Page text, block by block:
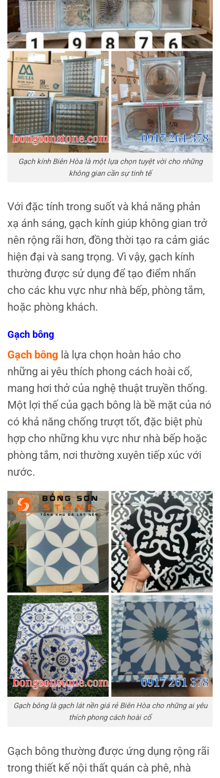
Gạch kính Biên Hòa là một lựa chọn tuyệt vời cho những
không gian cần sự tinh tế
Với đặc tính trong suốt và khả năng phản
xạ ánh sáng, gạch kính giúp không gian trở
nên rộng rãi hơn, đồng thời tạo ra cảm giác
hiện đại và sang trọng. Vì vậy, gạch kính
thường được sử dụng để tạo điểm nhấn
cho các khu vực như nhà bếp, phòng tắm,
hoặc phòng khách.
Gạch bông
Gạch bông là lựa chọn hoàn hảo cho
những ai yêu thích phong cách hoài cổ,
mang hơi thở của nghệ thuật truyền thống.
Một lợi thế của gạch bông là bề mặt của nó
có khả năng chống trượt tốt, đặc biệt phù
hợp cho những khu vực như nhà bếp hoặc
phòng tắm, nơi thường xuyên tiếp xúc với
nước.
Gạch bông là gạch lát nền giá rẻ Biên Hòa cho những ai yêu
thích phong cách hoài cổ
Gạch bông thường được ứng dụng rộng rãi
trong thiết kế nội thất quán cà phê, nhà